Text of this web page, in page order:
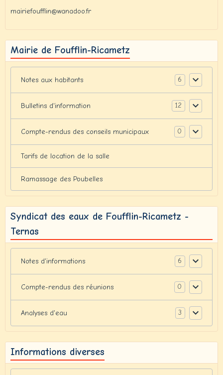
mairiefoufflin@wanadoo.fr
Mairie de Foufflin-Ricametz
Notes aux habitants 6
Bulletins d'information 12
Compte-rendus des conseils municipaux 0
Tarifs de location de la salle
Ramassage des Poubelles
Syndicat des eaux de Foufflin-Ricametz -
Ternas
Notes d'informations 6
Compte-rendus des réunions 0
Analyses d'eau 3
Informations diverses